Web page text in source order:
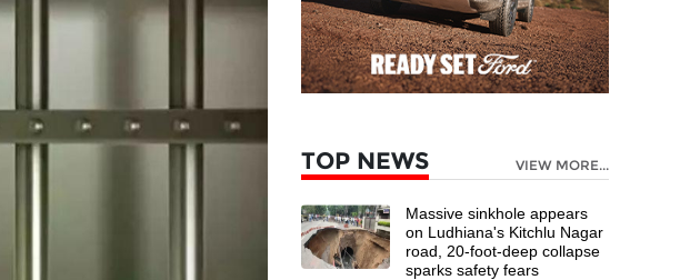
TOP NEWS VIEW MORE...
Massive sinkhole appears
on Ludhiana's Kitchlu Nagar
road, 20-foot-deep collapse
sparks safety fears